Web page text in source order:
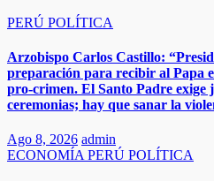
PERÚ POLÍTICA
Arzobispo Carlos Castillo:
preparación para recibir al Papa
pro-crimen. El Santo Padre exige
ceremonias; hay que sanar la
Ago 8, 2026 admin
ECONOMÍAPERÚ POLÍTICA